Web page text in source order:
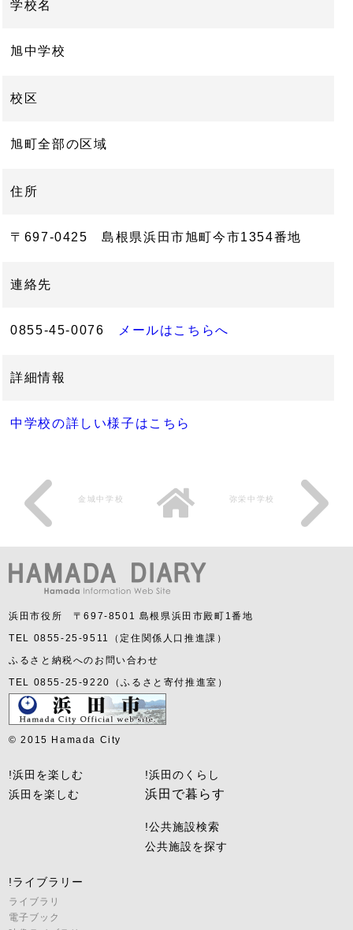
学校名
旭中学校
校区
旭町全部の区域
住所
〒697-0425 島根県浜田市旭町今市1354番地
連絡先
0855-45-0076 メールはこちらへ
詳細情報
中学校の詳しい様子はこちら
金城中学校 弥栄中学校
浜田市役所 〒697-8501 島根県浜田市殿町1番地
TEL 0855-25-9511（定住関係人口推進課）
ふるさと納税へのお問い合わせ
TEL 0855-25-9220（ふるさと寄付推進室）
© 2015 Hamada City
!浜田を楽しむ
浜田を楽しむ
!浜田のくらし
浜田で暮らす
!公共施設検索
公共施設を探す
!ライブラリー
ライブラリ
電子ブック